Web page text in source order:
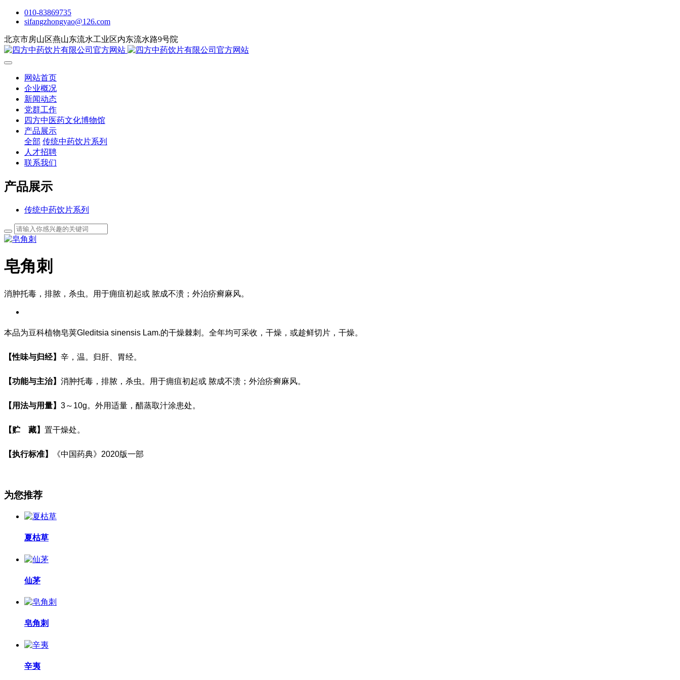
010-83869735
sifangzhongyao@126.com
北京市房山区燕山东流水工业区内东流水路9号院
网站首页
企业概况
新闻动态
党群工作
四方中医药文化博物馆
产品展示
全部 传统中药饮片系列
人才招聘
联系我们
产品展示
传统中药饮片系列
皂角刺
消肿托毒，排脓，杀虫。用于痈疽初起或 脓成不溃；外治疥癣麻风。
本品为豆科植物皂荚Gleditsia sinensis Lam.的干燥棘刺。全年均可采收，干燥，或趁鲜切片，干燥。
【性味与归经】 辛，温。归肝、胃经。
【功能与主治】 消肿托毒，排脓，杀虫。用于痈疽初起或 脓成不溃；外治疥癣麻风。
【用法与用量】 3～ 10g。外用适量，醋蒸取汁涂患处。
【贮 藏】 置干燥处。
【执行标准】 《中国药典》 2020版一部
为您推荐
夏枯草
仙茅
皂角刺
辛夷